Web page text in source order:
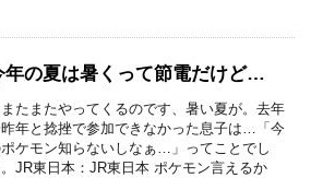
年の夏は暑くって節電だけど…
またまたやってくるのです、暑い夏が。去年
年と捻挫で参加できなかった息子は…「今
ケモン知らないしなぁ…」ってことでし
JR東日本：JR東日本 ポケモン言えるか